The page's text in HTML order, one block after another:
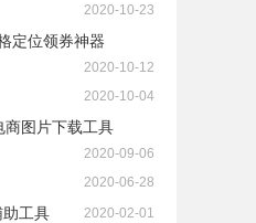
2020-10-23
定位领券神器
2020-10-12
2020-10-04
商图片下载工具
2020-09-06
2020-06-28
工具 2020-02-01